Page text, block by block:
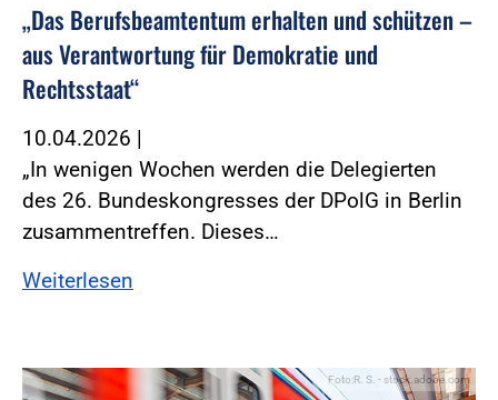
„Das Berufsbeamtentum erhalten und schützen –
aus Verantwortung für Demokratie und
Rechtsstaat“
10.04.2026 |
„In wenigen Wochen werden die Delegierten
des 26. Bundeskongresses der DPolG in Berlin
zusammentreffen. Dieses…
Weiterlesen
Foto:R. S. - stock.adobe.com